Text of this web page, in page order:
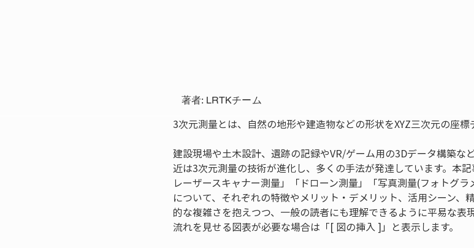
著者: LRTKチーム
3次元測量とは、自然の地形や建造物などの形状をXYZ三次元の座標
建設現場や土木設計、遺跡の記録やVR/ゲーム用の3Dデータ構築な
近は3次元測量の技術が進化し、多くの手法が発達しています。本
レーザースキャナー測量」「ドローン測量」「写真測量(フォトグ
について、それぞれの特徴やメリット・デメリット、活用シーン、
的な複雑さを抱えつつ、一般の読者にも理解できるように平易な表
流れを見せる図表が必要な場合は「[ 図の挿入 ]」と表示します。